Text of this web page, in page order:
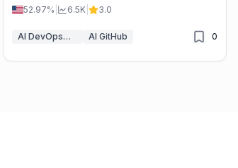
52.97%
6.5K 3.0
AI DevOps助理 AI GitHub 0